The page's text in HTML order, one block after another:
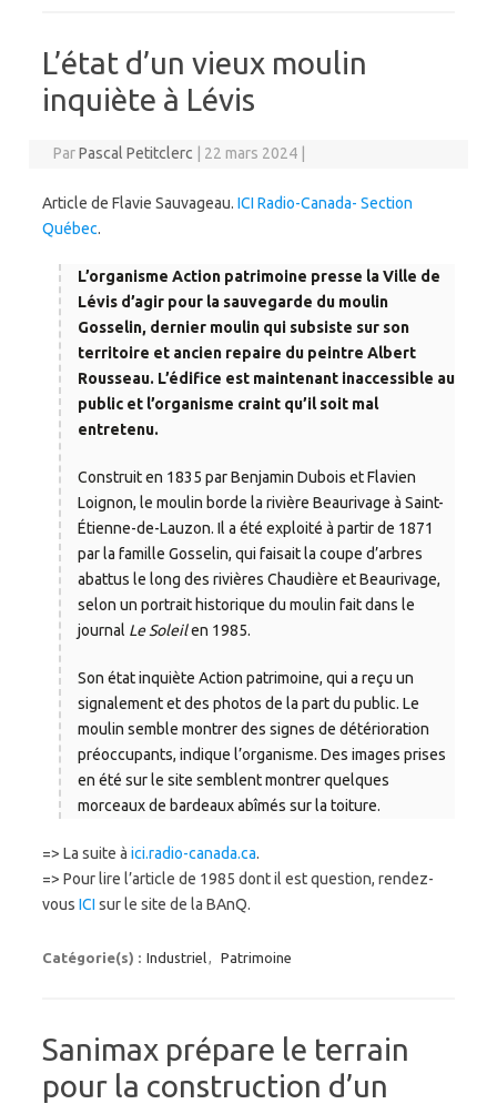
L’état d’un vieux moulin
inquiète à Lévis
ParPascal Petitclerc 22 mars 2024
Article de Flavie Sauvageau. ICI Radio-Canada- Section
Québec.
L’organisme Action patrimoine presse la Ville de
Lévis d’agir pour la sauvegarde du moulin
Gosselin, dernier moulin qui subsiste sur son
territoire et ancien repaire du peintre Albert
Rousseau. L’édifice est maintenant inaccessible au
public et l’organisme craint qu’il soit mal
entretenu.
Construit en 1835 par Benjamin Dubois et Flavien
Loignon, le moulin borde la rivière Beaurivage à Saint-
Étienne-de-Lauzon. Il a été exploité à partir de 1871
par la famille Gosselin, qui faisait la coupe d’arbres
abattus le long des rivières Chaudière et Beaurivage,
selon un portrait historique du moulin fait dans le
journal Le Soleilen 1985.
Son état inquiète Action patrimoine, qui a reçu un
signalement et des photos de la part du public. Le
moulin semble montrer des signes de détérioration
préoccupants, indique l’organisme. Des images prises
en été sur le site semblent montrer quelques
morceaux de bardeaux abîmés sur la toiture.
=> La suite à ici.radio-canada.ca.
=> Pour lire l’article de 1985 dont il est question, rendez-
vous ICI sur le site de la BAnQ.
Catégorie(s) : Industriel, Patrimoine
Sanimax prépare le terrain
pour la construction d’un